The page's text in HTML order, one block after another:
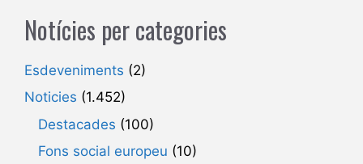
Notícies per categories
Esdeveniments (2)
Noticies (1.452)
Destacades (100)
Fons social europeu (10)